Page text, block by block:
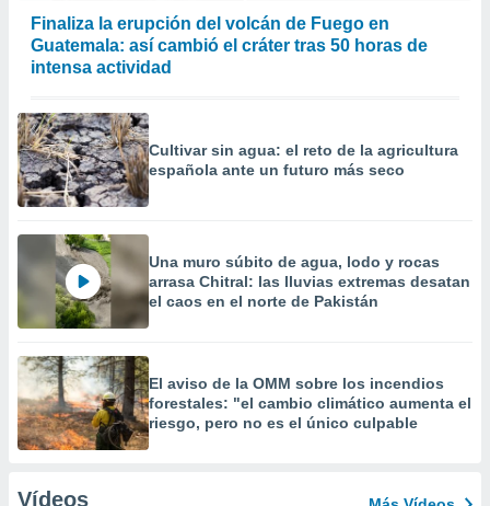
Finaliza la erupción del volcán de Fuego en
Guatemala: así cambió el cráter tras 50 horas de
intensa actividad
Cultivar sin agua: el reto de la agricultura
española ante un futuro más seco
Una muro súbito de agua, lodo y rocas
arrasa Chitral: las lluvias extremas desatan
el caos en el norte de Pakistán
El aviso de la OMM sobre los incendios
forestales: "el cambio climático aumenta el
riesgo, pero no es el único culpable
Vídeos